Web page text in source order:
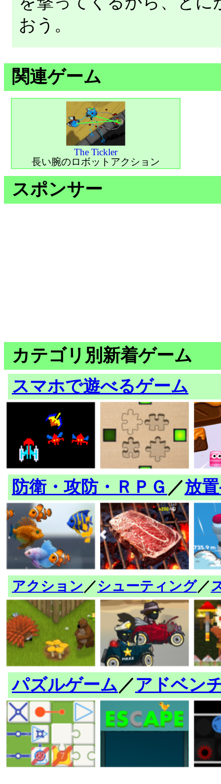
おう。
関連ゲーム
The Tickler
長い腕のロボットアクション
スポンサー
カテゴリ別新着ゲーム
スマホで遊べるゲーム
防衛・攻防・ＲＰＧ ／放
アクション ／シューティング／
パズルゲーム ／アドベン